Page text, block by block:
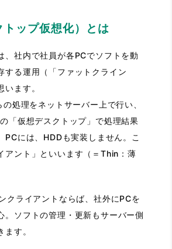
ップ仮想化）とは
、社内で社員が各PCでソフトを動
する運用（「ファットクライン
います。
処理をネットサーバー上で行い、
「仮想デスクトップ」で処理結果
PCには、HDDも実装しません。こ
アント」といいます（＝Thin：薄
クライアントならば、社外にPCを
。ソフトの管理・更新もサーバー側
す。